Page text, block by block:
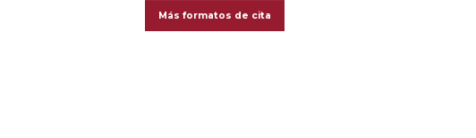
Más formatos de cita